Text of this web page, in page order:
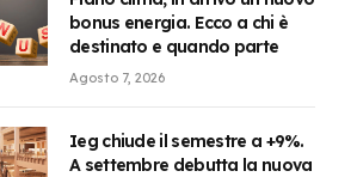
bonus energia. Ecco a chi è
destinato e quando parte
Agosto 7, 2026
Ieg chiude il semestre a +9%.
A settembre debutta la nuova